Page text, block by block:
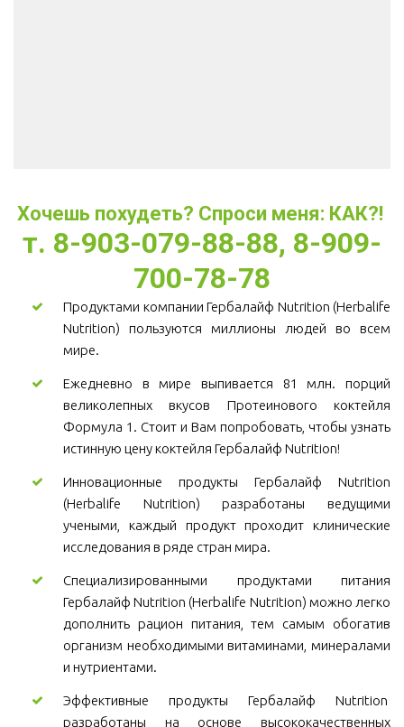
Хочешь похудеть? Спроси меня: КАК?!
т. 8-903-079-88-88, 8-909-
700-78-78
Продуктами компании Гербалайф Nutrition (Herbalife
Nutrition) пользуются миллионы людей во всем
мире.
Ежедневно в мире выпивается 81 млн. порций
великолепных вкусов Протеинового коктейля
Формула 1. Стоит и Вам попробовать, чтобы узнать
истинную цену коктейля Гербалайф Nutrition!
Инновационные продукты Гербалайф Nutrition
(Herbalife Nutrition) разработаны ведущими
учеными, каждый продукт проходит клинические
исследования в ряде стран мира.
Специализированными продуктами питания
Гербалайф Nutrition (Herbalife Nutrition) можно легко
дополнить рацион питания, тем самым обогатив
организм необходимыми витаминами, минералами
и нутриентами.
Эффективные продукты Гербалайф Nutrition
разработаны на основе высококачественных